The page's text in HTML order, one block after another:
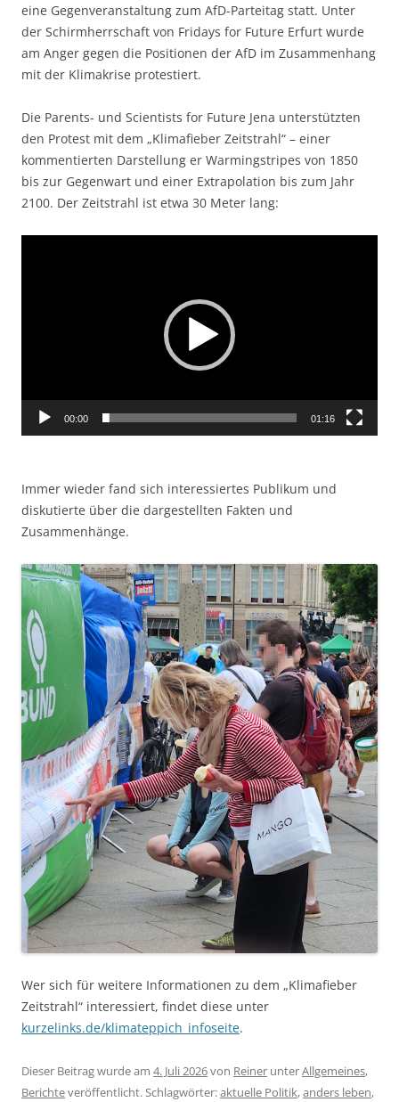
eine Gegenveranstaltung zum AfD-Parteitag statt. Unter
der Schirmherrschaft von Fridays for Future Erfurt wurde
am Anger gegen die Positionen der AfD im Zusammenhang
mit der Klimakrise protestiert.
Die Parents- und Scientists for Future Jena unterstützten
den Protest mit dem „Klimafieber Zeitstrahl“ – einer
kommentierten Darstellung er Warmingstripes von 1850
bis zur Gegenwart und einer Extrapolation bis zum Jahr
2100. Der Zeitstrahl ist etwa 30 Meter lang:
00:00 01:16
Immer wieder fand sich interessiertes Publikum und
diskutierte über die dargestellten Fakten und
Zusammenhänge.
Wer sich für weitere Informationen zu dem „Klimafieber
Zeitstrahl“ interessiert, findet diese unter
kurzelinks.de/klimateppich_infoseite.
Dieser Beitrag wurde am 4. Juli 2026von Reiner unterAllgemeines,
Berichteveröffentlicht. Schlagwörter:aktuelle Politik,anders leben,